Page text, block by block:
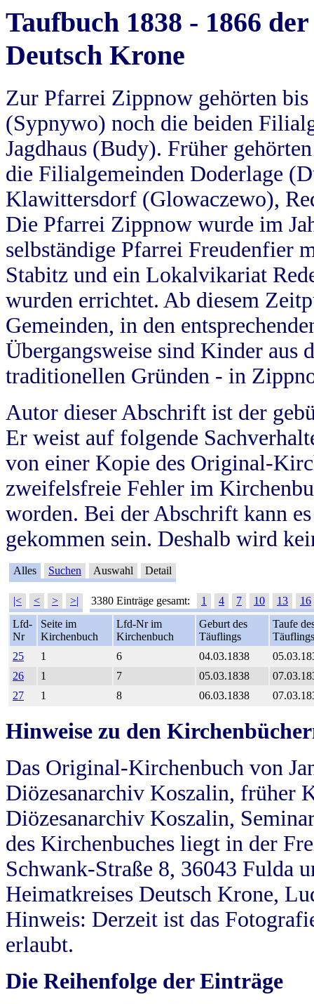
Taufbuch 1838 - 1866
Deutsch Krone
Zur Pfarrei Zippnow gehörten
(Sypnywo) noch die beiden
Jagdhaus (Budy). Früher
die Filialgemeinden Doderlage
Klawittersdorf (Glowaczewo),
Die Pfarrei Zippnow wurde im
selbständige Pfarrei Freudenfier
Stabitz und ein Lokalvikariat
wurden errichtet. Ab diesem
Gemeinden, in den
Übergangsweise sind Kinder aus
traditionellen Gründen - in
Autor dieser Abschrift ist der
Er weist auf folgende
von einer Kopie des Original-
zweifelsfreie Fehler im
worden. Bei der Abschrift kann
gekommen sein. Deshalb wird
Alles Suchen Auswahl Detail
|< < > >| 3380 Einträge gesamt: 1 4 7 10 13
16
Lfd-
Nr
Seite im
Kirchenbuch
Lfd-Nr im
Kirchenbuch
Geburt des
Täuflings
Taufe
Täuflings
25
1 6 04.03.1838
26
1 7 05.03.1838
27
1 8 06.03.1838
Hinweise zu den
Das Original-Kirchenbuch von
Diözesanarchiv Koszalin, früher
Diözesanarchiv Koszalin,
des Kirchenbuches liegt in der
Schwank-Straße 8, 36043 Fulda
Heimatkreises Deutsch Krone,
Hinweis: Derzeit ist das
erlaubt.
Die Reihenfolge der Einträge